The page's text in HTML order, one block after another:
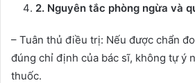
2. Nguyên tắc phòng ngừa và
– Tuân thủ điều trị: Nếu được chẩn
đúng chỉ định của bác sĩ, không tự ý
thuốc.